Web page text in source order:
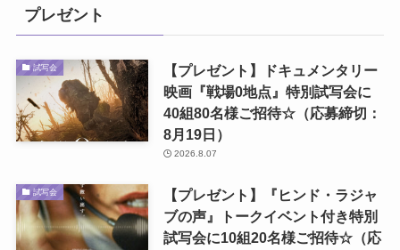
プレゼント
試写会
【プレゼント】ドキュメンタリー
映画『戦場0地点』特別試写会に
40組80名様ご招待☆（応募締切：
8月19日）
2026.8.07
試写会
【プレゼント】『ヒンド・ラジャ
ブの声』トークイベント付き特別
試写会に10組20名様ご招待☆（応